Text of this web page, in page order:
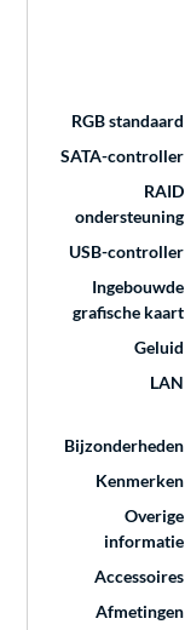
RGB standaard
SATA-controller
RAID
ondersteuning
USB-controller
Ingebouwde
grafische kaart
Geluid
LAN
Bijzonderheden
Kenmerken
Overige
informatie
Accessoires
Afmetingen